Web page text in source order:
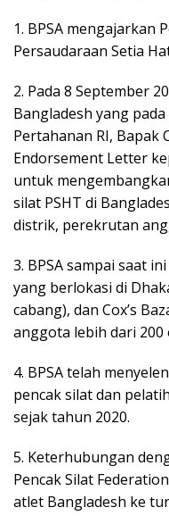
1. BPSA mengajarkan
Persaudaraan Setia
2. Pada 8 September
Bangladesh yang
Pertahanan RI, Bapak
Endorsement Letter
untuk
silat PSHT di
distrik, perekrutan
3. BPSA sampai saat
yang berlokasi di
cabang), dan Cox’s
anggota lebih dari 200
4. BPSA telah
pencak silat dan
sejak tahun 2020.
5. Keterhubungan
Pencak Silat
atlet Bangladesh ke